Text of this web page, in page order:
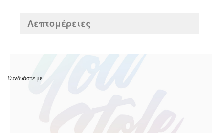
Λεπτομέρειες
Συνδυάστε με